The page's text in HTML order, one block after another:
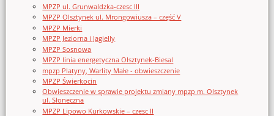
MPZP ul. Grunwaldzka-czesc III
MPZP Olsztynek ul. Mrongowiusza – część V
MPZP Mierki
MPZP Jeziorna i Jagielly
MPZP Sosnowa
MPZP linia energetyczna Olsztynek-Biesal
mpzp Platyny, Warlity Małe - obwieszczenie
MPZP Świerkocin
Obwieszczenie w sprawie projektu zmiany mpzp m. Olsztynek
ul. Słoneczna
MPZP Lipowo Kurkowskie – czesc II